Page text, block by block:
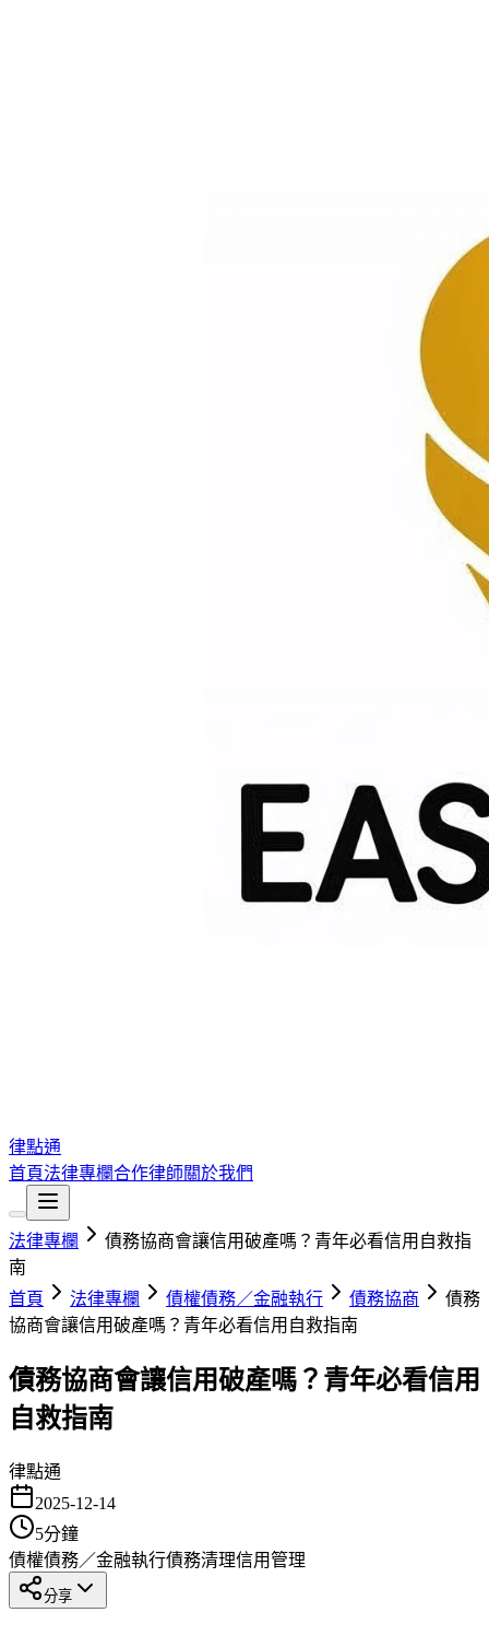
律點通
首頁法律專欄合作律師關於我們
法律專欄
債務協商會讓信用破產嗎？青年必看信用自救指
南
首頁
法律專欄 債權債務／金融執行 債務協商
債務
協商會讓信用破產嗎？青年必看信用自救指南
債務協商會讓信用破產嗎？青年必看信用
自救指南
律點通
2025-12-14
5分鐘
債權債務／金融執行債務清理信用管理
分享